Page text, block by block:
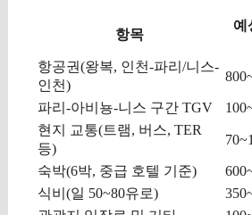
항목
예
항공권(왕복, 인천-파리/니스-
인천)
파리-아비뇽-니스 구간 TGV
현지 교통(트램, 버스, TER
등)
숙박(6박, 중급 호텔 기준)
식비(일 50~80유로)